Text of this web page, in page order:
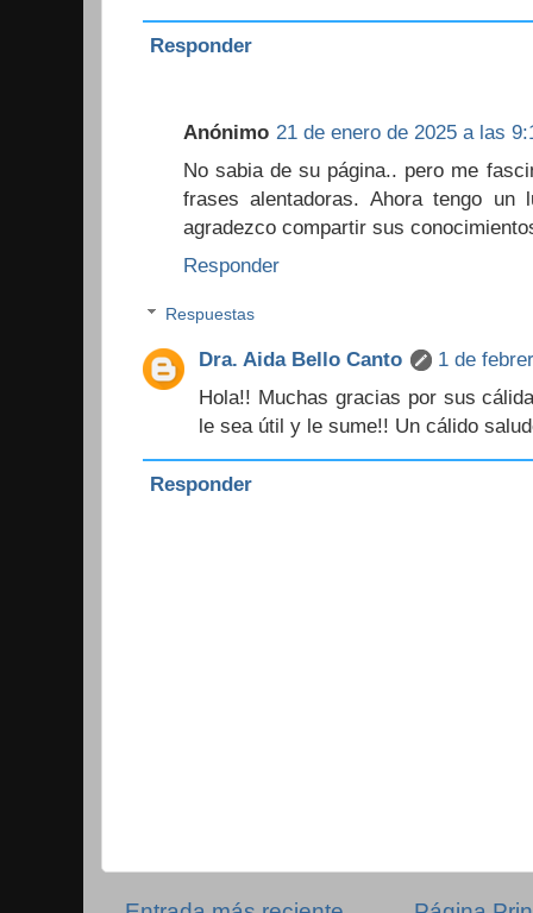
Responder
Anónimo 21 de enero de 2025 a las
No sabia de su página.. pero me
frases alentadoras. Ahora tengo
agradezco compartir sus
Responder
Respuestas
Dra. Aida Bello Canto
1 de
Hola!! Muchas gracias por sus
le sea útil y le sume!! Un cálido
Responder